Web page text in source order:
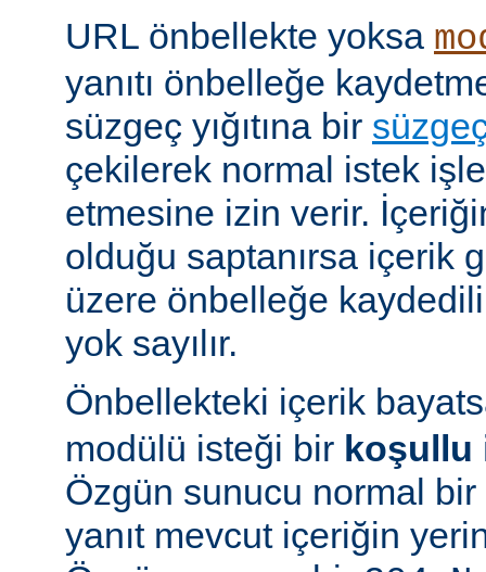
URL önbellekte yoksa
yanıtı önbelleğe
süzgeç yığıtına bir
çekilerek normal istek
etmesine izin verir.
olduğu saptanırsa içerik
üzere önbelleğe
yok sayılır.
Önbellekteki içerik
modülü isteği bir koşullu
Özgün sunucu normal bir
yanıt mevcut içeriğin